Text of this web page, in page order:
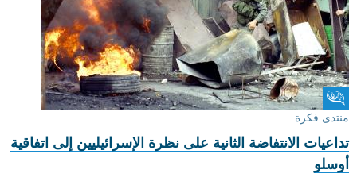
منتدى فكرة
منتدى فكرة
تداعيات الانتفاضة الثانية على نظرة الإسرائيليين إلى اتفاقية
أوسلو